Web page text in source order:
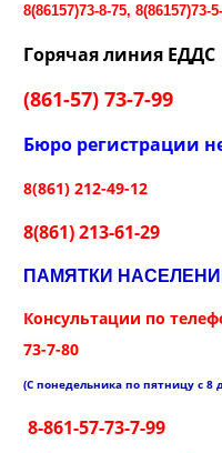
8(86157)73-8-75,8(86157)73-
Горячая линия ЕДДС
(861-57) 73-7-99
Бюро регистрации
8(861) 212-49-12
8(861)213-61-29
ПАМЯТКИ
Консультации по
73-7-80
(С понедельника по пятницу с 8
8-861-57-73-7-99